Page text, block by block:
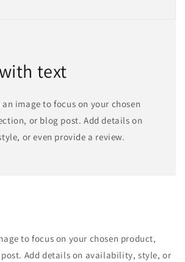
text
image to focus on your chosen
or blog post. Add details on
or even provide a review.
to focus on your chosen product,
Add details on availability, style, or